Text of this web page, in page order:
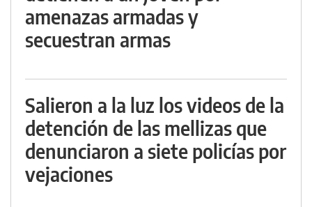
amenazas armadas y
secuestran armas
Salieron a la luz los videos de la
detención de las mellizas que
denunciaron a siete policías por
vejaciones